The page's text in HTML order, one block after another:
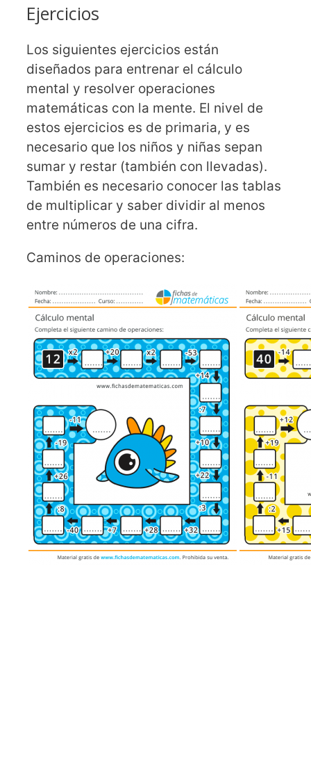
Ejercicios
Los siguientes ejercicios están
diseñados para entrenar el cálculo
mental y resolver operaciones
matemáticas con la mente. El nivel de
estos ejercicios es de primaria, y es
necesario que los niños y niñas sepan
sumar y restar (también con llevadas).
También es necesario conocer las tablas
de multiplicar y saber dividir al menos
entre números de una cifra.
Caminos de operaciones: